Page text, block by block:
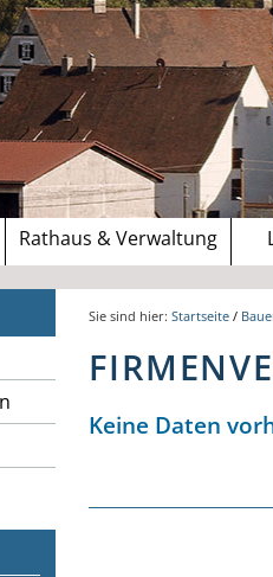
Rathaus & Verwaltung
Sie sind hier:Startseite /
Keine Daten